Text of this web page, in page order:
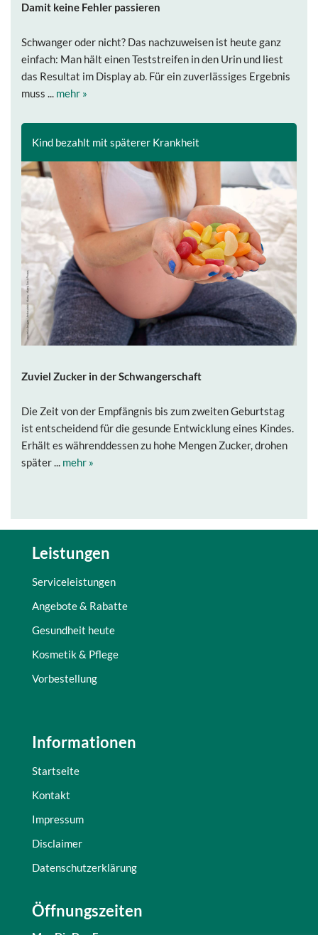
Damit keine Fehler passieren
Schwanger oder nicht? Das nachzuweisen ist heute ganz
einfach: Man hält einen Teststreifen in den Urin und liest
das Resultat im Display ab. Für ein zuverlässiges Ergebnis
muss ... mehr »
Kind bezahlt mit späterer Krankheit
Zuviel Zucker in der Schwangerschaft
Die Zeit von der Empfängnis bis zum zweiten Geburtstag
ist entscheidend für die gesunde Entwicklung eines Kindes.
Erhält es währenddessen zu hohe Mengen Zucker, drohen
später ... mehr »
Leistungen
Serviceleistungen
Angebote & Rabatte
Gesundheit heute
Kosmetik & Pflege
Vorbestellung
Informationen
Startseite
Kontakt
Impressum
Disclaimer
Datenschutzerklärung
Öffnungszeiten